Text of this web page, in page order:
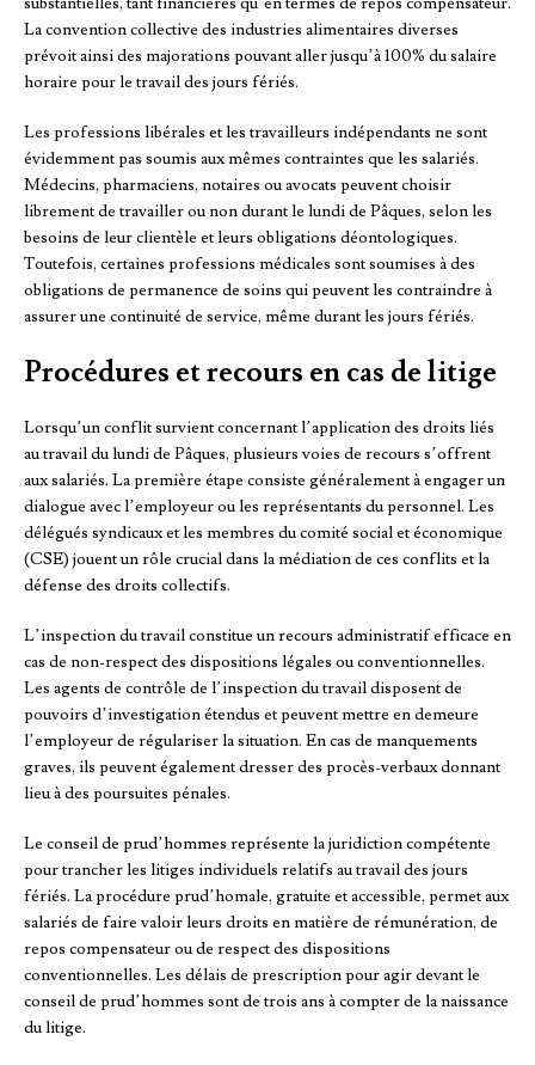
La convention collective des industries alimentaires diverses
prévoit ainsi des majorations pouvant aller jusqu’à 100% du salaire
horaire pour le travail des jours fériés.
Les professions libérales et les travailleurs indépendants ne sont
évidemment pas soumis aux mêmes contraintes que les salariés.
Médecins, pharmaciens, notaires ou avocats peuvent choisir
librement de travailler ou non durant le lundi de Pâques, selon les
besoins de leur clientèle et leurs obligations déontologiques.
Toutefois, certaines professions médicales sont soumises à des
obligations de permanence de soins qui peuvent les contraindre à
assurer une continuité de service, même durant les jours fériés.
Procédures et recours en cas de litige
Lorsqu’un conflit survient concernant l’application des droits liés
au travail du lundi de Pâques, plusieurs voies de recours s’offrent
aux salariés. La première étape consiste généralement à engager un
dialogue avec l’employeur ou les représentants du personnel. Les
délégués syndicaux et les membres du comité social et économique
(CSE) jouent un rôle crucial dans la médiation de ces conflits et la
défense des droits collectifs.
L’inspection du travail constitue un recours administratif efficace en
cas de non-respect des dispositions légales ou conventionnelles.
Les agents de contrôle de l’inspection du travail disposent de
pouvoirs d’investigation étendus et peuvent mettre en demeure
l’employeur de régulariser la situation. En cas de manquements
graves, ils peuvent également dresser des procès-verbaux donnant
lieu à des poursuites pénales.
Le conseil de prud’hommes représente la juridiction compétente
pour trancher les litiges individuels relatifs au travail des jours
fériés. La procédure prud’homale, gratuite et accessible, permet aux
salariés de faire valoir leurs droits en matière de rémunération, de
repos compensateur ou de respect des dispositions
conventionnelles. Les délais de prescription pour agir devant le
conseil de prud’hommes sont de trois ans à compter de la naissance
du litige.